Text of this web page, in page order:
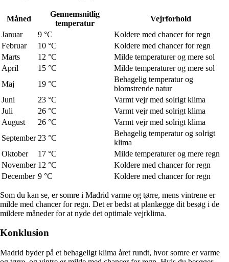
Måned
Gennemsnitlig
temperatur
Vejrforhold
Januar
9 °C
Koldere med chancer for regn
Februar
10 °C
Koldere med chancer for regn
Marts
12 °C
Milde temperaturer og mere sol
April
15 °C
Milde temperaturer og mere sol
Maj
19 °C
Behagelig temperatur og
blomstrende natur
Juni
23 °C
Varmt vejr med solrigt klima
Juli
26 °C
Varmt vejr med solrigt klima
August
26 °C
Varmt vejr med solrigt klima
September 23 °C
Behagelig temperatur og solrigt
klima
Oktober
17 °C
Milde temperaturer og mere regn
November 12 °C
Koldere med chancer for regn
December 9 °C Koldere med chancer for regn
Som du kan se, er somre i Madrid varme og tørre, mens vintrene er
milde med chancer for regn. Det er bedst at planlægge dit besøg i de
mildere måneder for at nyde det optimale vejrklima.
Konklusion
Madrid byder på et behageligt klima året rundt, hvor somre er varme